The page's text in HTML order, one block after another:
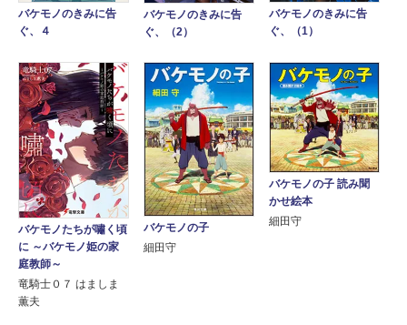
バケモノのきみに告
ぐ、４
バケモノのきみに告
ぐ、（2）
バケモノのきみに告
ぐ、（1）
バケモノたちが嘯く頃
に ～バケモノ姫の家
庭教師～
竜騎士０７ はましま
薫夫
バケモノの子
細田守
バケモノの子 読み聞
かせ絵本
細田守